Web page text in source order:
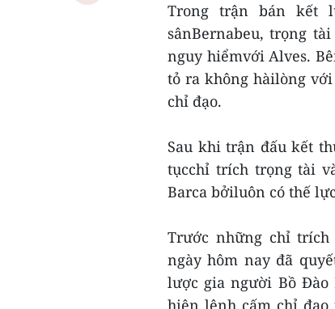
Trong trận bán kết
sânBernabeu, trọng
nguy hiểmvới Alves.
tỏ ra không hàilòng
chỉ đạo.
Sau khi trận đấu kết
tụcchỉ trích trọng tài
Barca bởiluôn có thế
Trước những chỉ trích
ngày hôm nay đã
lược gia người Bồ
hiện lệnh cấm chỉ